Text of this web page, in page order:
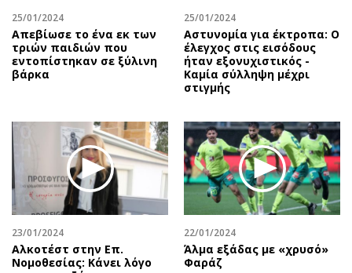
25/01/2024
Απεβίωσε το ένα εκ των
τριών παιδιών που
εντοπίστηκαν σε ξύλινη
βάρκα
25/01/2024
Αστυνομία για έκτροπα: O
έλεγχος στις εισόδους
ήταν εξονυχιστικός -
Καμία σύλληψη μέχρι
στιγμής
23/01/2024
Αλκοτέστ στην Επ.
Νομοθεσίας: Κάνει λόγο
22/01/2024
Άλμα εξάδας με «χρυσό»
Φαράζ